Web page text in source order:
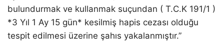
bulundurmak ve kullanmak suçundan ( T.C.K 191/1 )
*3 Yıl 1 Ay 15 gün* kesilmiş hapis cezası olduğu
tespit edilmesi üzerine şahıs yakalanmıştır.”